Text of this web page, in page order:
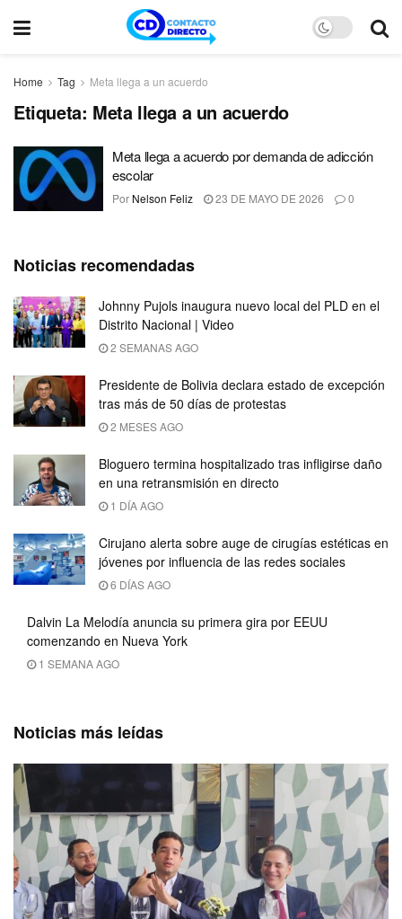
Home Tag Meta llega a un acuerdo
Etiqueta: Meta llega a un acuerdo
Meta llega a acuerdo por demanda de adicción
escolar
Por Nelson Feliz 23 DE MAYO DE 2026 0
Noticias recomendadas
Johnny Pujols inaugura nuevo local del PLD en el
Distrito Nacional | Video
2 SEMANAS AGO
Presidente de Bolivia declara estado de excepción
tras más de 50 días de protestas
2 MESES AGO
Bloguero termina hospitalizado tras infligirse daño
en una retransmisión en directo
1 DÍA AGO
Cirujano alerta sobre auge de cirugías estéticas en
jóvenes por influencia de las redes sociales
6 DÍAS AGO
Dalvin La Melodía anuncia su primera gira por EEUU
comenzando en Nueva York
1 SEMANA AGO
Noticias más leídas